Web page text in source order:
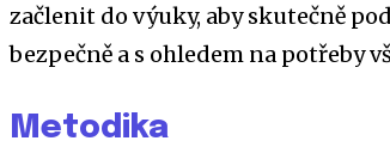
začlenit do výuky, aby skutečně
bezpečně a s ohledem na potřeby
Metodika